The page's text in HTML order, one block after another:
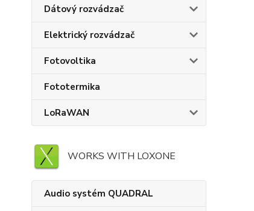
Dátový rozvádzač
Elektrický rozvádzač
Fotovoltika
Fototermika
LoRaWAN
WORKS WITH LOXONE
Audio systém QUADRAL